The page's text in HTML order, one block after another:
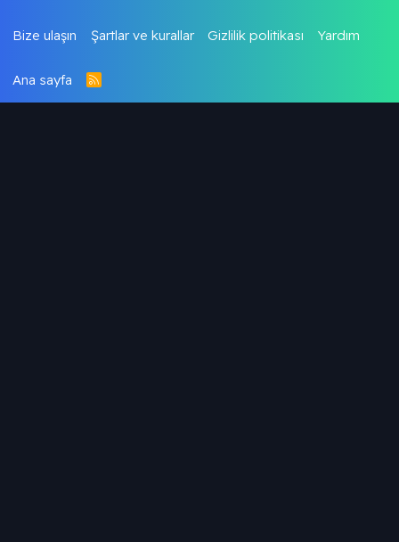
Bize ulaşın Şartlar ve kurallar Gizlilik politikası Yardım
Ana sayfa
R